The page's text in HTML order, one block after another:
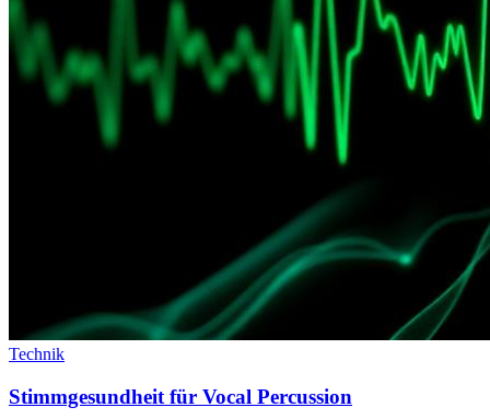
Technik
Stimmgesundheit für Vocal Percussion